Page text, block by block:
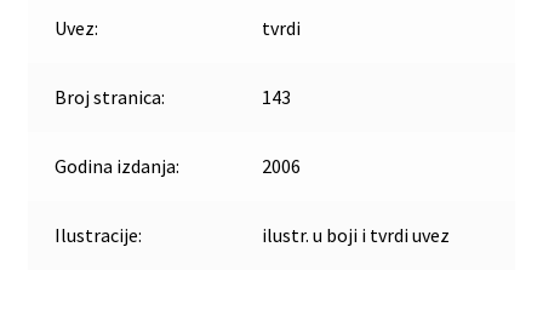
Uvez: tvrdi
Broj stranica: 143
Godina izdanja: 2006
Ilustracije: ilustr. u boji i tvrdi uvez